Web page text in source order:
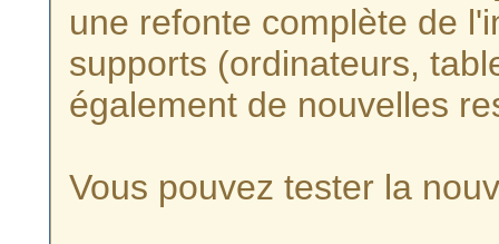
une refonte complète de
supports (ordinateurs,
également de nouvelles
Vous pouvez tester la